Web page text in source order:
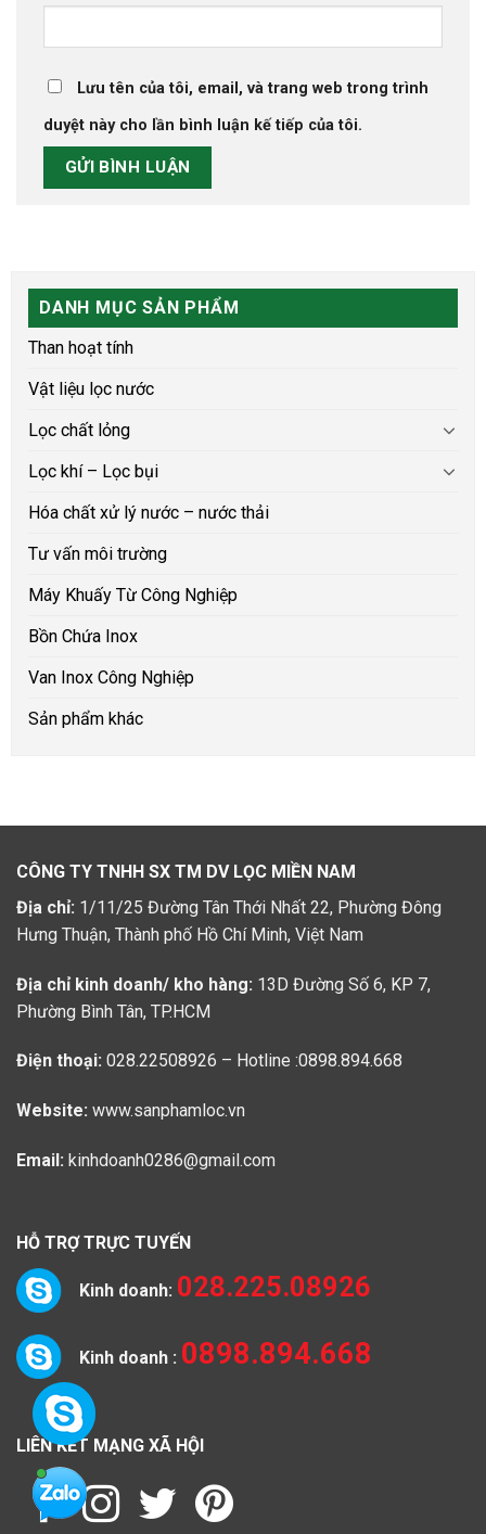
DANH MỤC SẢN PHẨM
Than hoạt tính
Vật liệu lọc nước
Lọc chất lỏng
Lọc khí – Lọc bụi
Hóa chất xử lý nước – nước thải
Tư vấn môi trường
Máy Khuấy Từ Công Nghiệp
Bồn Chứa Inox
Van Inox Công Nghiệp
Sản phẩm khác
Lưu tên của tôi, email, và trang web trong trình
duyệt này cho lần bình luận kế tiếp của tôi.
CÔNG TY TNHH SX TM DV LỌC MIỀN NAM
Địa chỉ: 1/11/25 Đường Tân Thới Nhất 22, Phường Đông
Hưng Thuận, Thành phố Hồ Chí Minh, Việt Nam
Địa chỉ kinh doanh/ kho hàng: 13D Đường Số 6, KP 7,
Phường Bình Tân, TP.HCM
Điện thoại: 028.22508926 – Hotline :0898.894.668
Website: www.sanphamloc.vn
Email: kinhdoanh0286@gmail.com
HỖ TRỢ TRỰC TUYẾN
Kinh doanh: 028.225.08926
Kinh doanh : 0898.894.668
LIÊN KẾT MẠNG XÃ HỘI